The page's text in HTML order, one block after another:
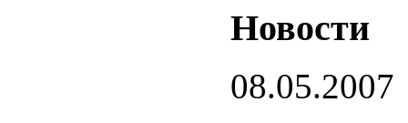
Новости
08.05.2007